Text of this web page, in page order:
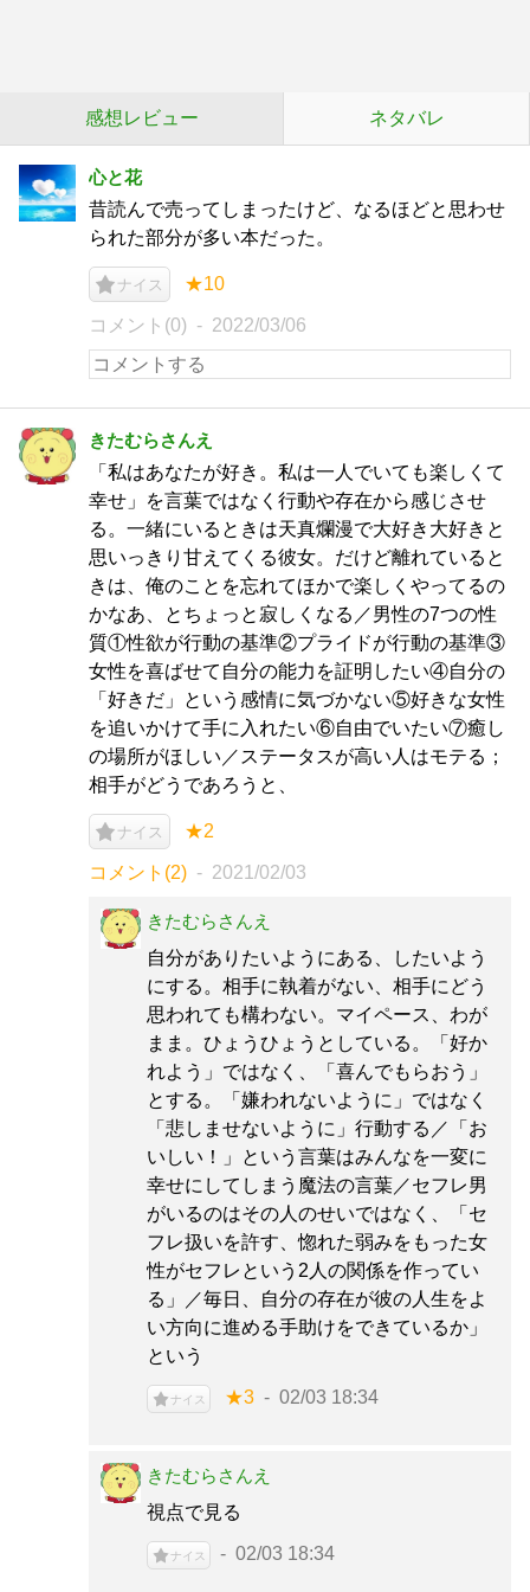
感想レビュー ネタバレ
心と花
昔読んで売ってしまったけど、なるほどと思わせ
られた部分が多い本だった。
ナイス ★10
コメント(0) 2022/03/06
きたむらさんえ
「私はあなたが好き。私は一人でいても楽しくて
幸せ」を言葉ではなく行動や存在から感じさせ
る。一緒にいるときは天真爛漫で大好き大好きと
思いっきり甘えてくる彼女。だけど離れていると
きは、俺のことを忘れてほかで楽しくやってるの
かなあ、とちょっと寂しくなる／男性の7つの性
質①性欲が行動の基準②プライドが行動の基準③
女性を喜ばせて自分の能力を証明したい④自分の
「好きだ」という感情に気づかない⑤好きな女性
を追いかけて手に入れたい⑥自由でいたい⑦癒し
の場所がほしい／ステータスが高い人はモテる；
相手がどうであろうと、
ナイス ★2
コメント(2) 2021/02/03
きたむらさんえ
自分がありたいようにある、したいよう
にする。相手に執着がない、相手にどう
思われても構わない。マイペース、わが
まま。ひょうひょうとしている。「好か
れよう」ではなく、「喜んでもらおう」
とする。「嫌われないように」ではなく
「悲しませないように」行動する／「お
いしい！」という言葉はみんなを一変に
幸せにしてしまう魔法の言葉／セフレ男
がいるのはその人のせいではなく、「セ
フレ扱いを許す、惚れた弱みをもった女
性がセフレという2人の関係を作ってい
る」／毎日、自分の存在が彼の人生をよ
い方向に進める手助けをできているか」
という
ナイス ★3 02/03 18:34
きたむらさんえ
視点で見る
ナイス 02/03 18:34